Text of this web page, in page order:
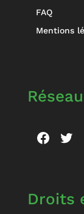
FAQ
Mentions
Droits